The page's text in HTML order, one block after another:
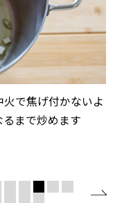
で焦げ付かないよ
まで炒めます